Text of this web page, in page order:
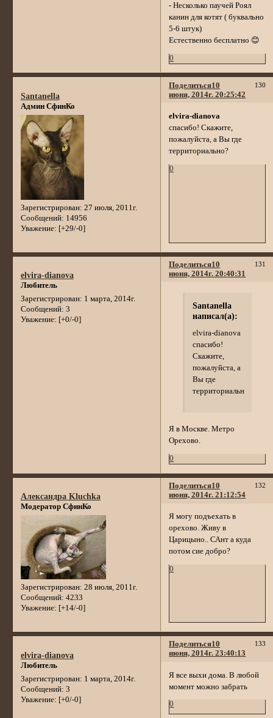
- Несколько паучей Роял
канин для котят ( буквально
5-6 штук)
Естественно бесплатно 😊
0
Поделиться 130
10
июня, 2014г. 20:25:42
Santanella
Админ СфинКо
Зарегистрирован: 27 июля, 2011г.
Сообщений: 14956
Уважение: [+29/-0]
elvira-dianova
спасибо! Скажите,
пожалуйста, а Вы где
территориально?
0
Поделиться 131
10
июня, 2014г. 20:40:31
elvira-dianova
Любитель
Зарегистрирован: 1 марта, 2014г.
Сообщений: 3
Уважение: [+0/-0]
Santanella
написал(а):
elvira-dianova
спасибо!
Скажите,
пожалуйста, а
Вы где
территориально?
Я в Москве. Метро
Орехово.
0
Поделиться 132
10
июня, 2014г. 21:12:54
Александра Kluchka
Модератор СфинКо
Зарегистрирован: 28 июля, 2011г.
Сообщений: 4233
Уважение: [+14/-0]
Я могу подъехать в
орехово. Живу в
Царицыно.. САнт а куда
потом сие добро?
0
Поделиться 133
10
июня, 2014г. 23:40:13
elvira-dianova
Любитель
Зарегистрирован: 1 марта, 2014г.
Сообщений: 3
Уважение: [+0/-0]
Я все выхи дома. В любой
момент можно забрать
0